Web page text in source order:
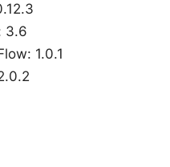
3.6
1.0.1